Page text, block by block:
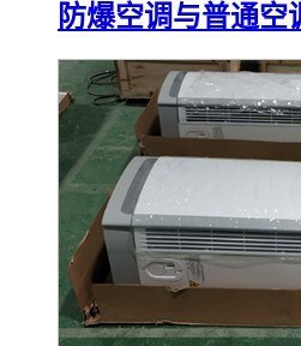
防爆空调与普通空